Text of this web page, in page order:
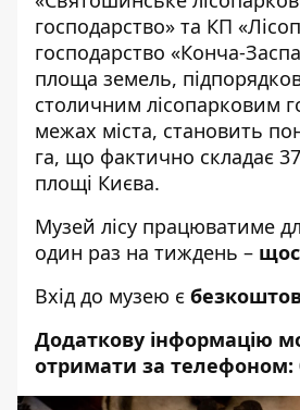
господарство» та КП
господарство «Конча-
площа земель,
столичним лісопарковим
межах міста, становить
га, що фактично складає 37
площі Києва.
Музей лісу працюватиме
один раз на тиждень –
Вхід до музею є
Додаткову інформацію
отримати за телефоном: